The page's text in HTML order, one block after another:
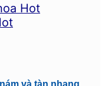
và tàn nhang